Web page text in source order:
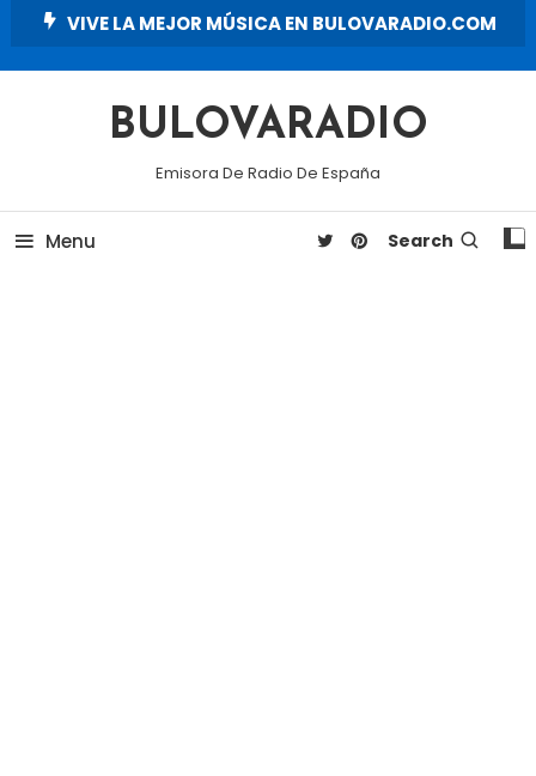
VIVE LA MEJOR MÚSICA EN BULOVARADIO.COM
BULOVARADIO
Emisora De Radio De España
Menu Search